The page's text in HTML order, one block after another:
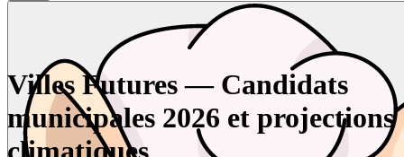
Villes Futures — Candidats
municipales 2026 et projections